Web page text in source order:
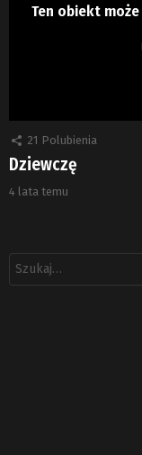
Ten obiekt
21 Polubienia
Dziewczę
4 lata temu